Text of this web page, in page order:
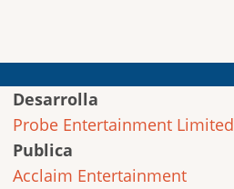
Desarrolla
Probe Entertainment Limited
Publica
Acclaim Entertainment